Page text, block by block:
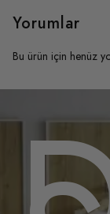
Yorumlar
Bu ürün için henüz